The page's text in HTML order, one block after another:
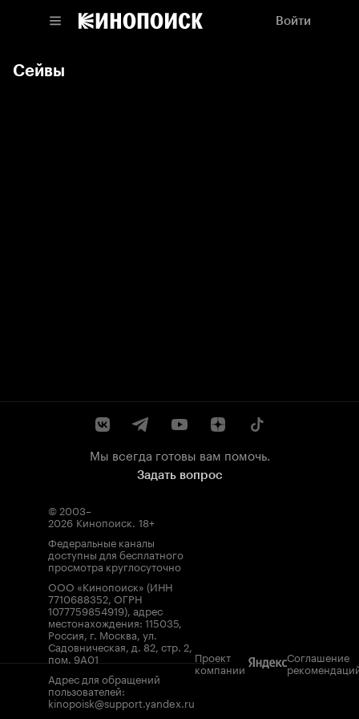
Войти
Сейвы
Мы всегда готовы вам помочь.
Задать вопрос
© 2003–
2026 Кинопоиск. 18+
Федеральные каналы
доступны для бесплатного
просмотра круглосуточно
ООО «Кинопоиск» (ИНН
7710688352, ОГРН
1077759854919), адрес
местонахождения: 115035,
Россия, г. Москва, ул.
Садовническая, д. 82, стр. 2,
пом. 9А01
Адрес для обращений
пользователей:
kinopoisk@support.yandex.ru
Проект
компании
Соглашение